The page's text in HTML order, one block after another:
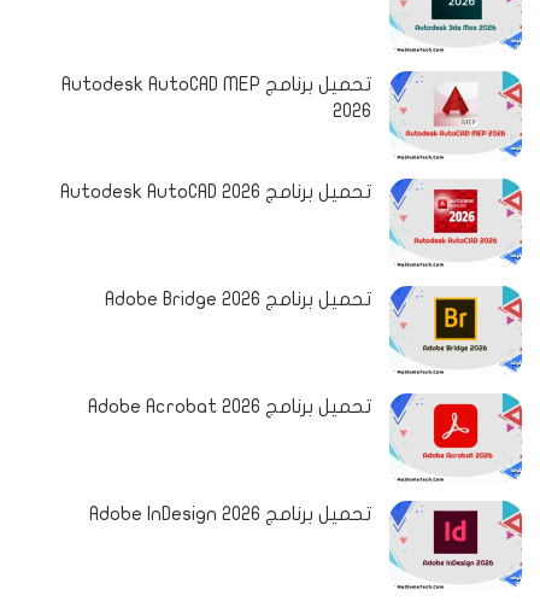
تحميل برنامج Autodesk AutoCAD MEP
2026
تحميل برنامج Autodesk AutoCAD 2026
تحميل برنامج Adobe Bridge 2026
تحميل برنامج Adobe Acrobat 2026
تحميل برنامج Adobe InDesign 2026